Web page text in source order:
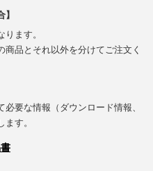
ます。
品とそれ以外を分けてご注文く
要な情報（ダウンロード情報、
す。